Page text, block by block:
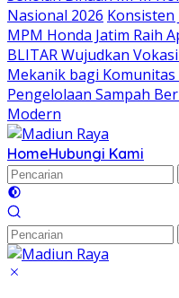
Nasional 2026
MPM Honda Jatim Raih
BLITAR Wujudkan
Mekanik bagi Komunitas
Pengelolaan Sampah
Modern
HomeHubungi Kami